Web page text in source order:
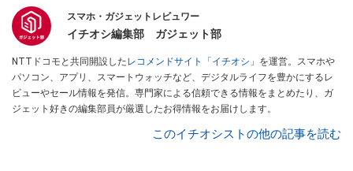
スマホ・ガジェットレビュワー
イチオシ編集部 ガジェット部
NTTドコモと共同開設したレコメンドサイト「イチオシ」 を運営。スマホや
パソコン、アプリ、スマートウォッチなど、デジタルライフを豊かにするレ
ビューやセール情報を発信。専門家による信頼できる情報をまとめたり、ガ
ジェット好きの編集部員が厳選したお得情報をお届けします。
このイチオシストの他の記事を読む